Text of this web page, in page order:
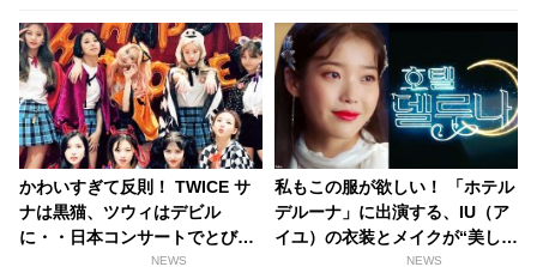
かわいすぎて反則！ TWICE サ
ナは黒猫、ツウィはデビル
に・・日本コンサートでとびっ
きりキュートなハロウィンコス
NEWS
私もこの服が欲しい！ 「ホテル
デルーナ」に出演する、IU（ア
イユ）の衣装とメイクが“美しす
ぎて”話題沸騰中！ たった一話
NEWS